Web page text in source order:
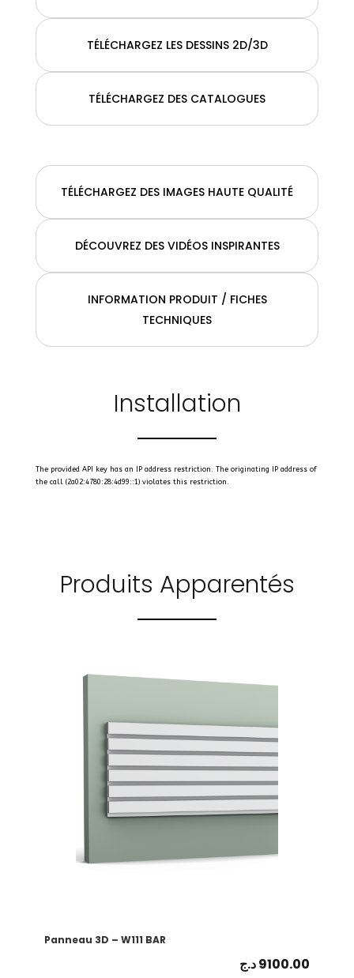
TÉLÉCHARGEZ LES DESSINS 2D/3D
TÉLÉCHARGEZ DES CATALOGUES
TÉLÉCHARGEZ DES IMAGES HAUTE QUALITÉ
DÉCOUVREZ DES VIDÉOS INSPIRANTES
INFORMATION PRODUIT / FICHES
TECHNIQUES
Installation
The provided API key has an IP address restriction. The originating IP address of
the call (2a02:4780:28:4d99::1) violates this restriction.
Produits Apparentés
Panneau 3D – W111 BAR
9100.00د.ج